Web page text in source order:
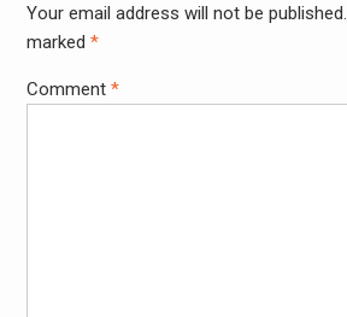
Your email address will not be published.
marked *
Comment *